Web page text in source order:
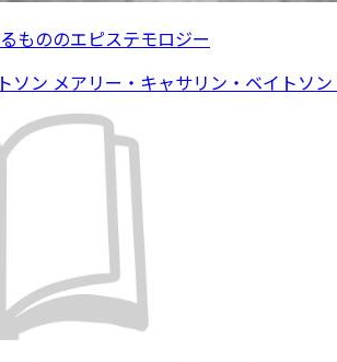
もののエピステモロジー
ソン メアリー・キャサリン・ベイトソ